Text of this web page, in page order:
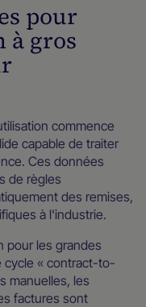
pour
à gros
commence
capable de traiter
Ces données
de règles
des remises,
à l'industrie.
pour les grandes
cycle « contract-to-
manuelles, les
factures sont